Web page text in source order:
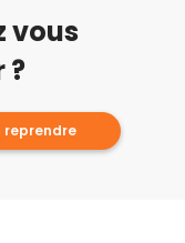
vous
?
reprendre